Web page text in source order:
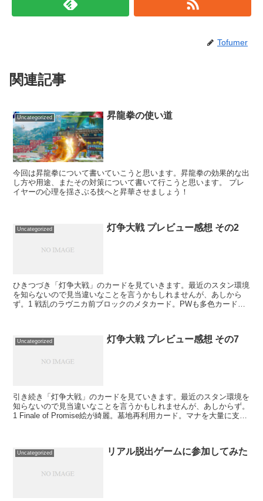
Tofumer
関連記事
Uncategorized 昇龍拳の使い道
今回は昇龍拳について書いていこうと思います。昇龍拳の効果的な出
し方や用途、またその対策について書いて行こうと思います。 プレ
イヤーの心理を揺さぶる技へと昇華させましょう！
Uncategorized 灯争大戦 プレビュー感想 その2
ひきつづき「灯争大戦」のカードを見ていきます。最近のスタン環境
を知らないので見当違いなことを言うかもしれませんが、あしから
ず。1 戦乱のラヴニカ前ブロックのメタカード。PWも多色カードが
Uncategorized 灯争大戦 プレビュー感想 その7
引き続き「灯争大戦」のカードを見ていきます。最近のスタン環境を
知らないので見当違いなことを言うかもしれませんが、あしからず。
1 Finale of Promise絵が綺麗。墓地再利用カード。マナを大量に支払
Uncategorized リアル脱出ゲームに参加してみた